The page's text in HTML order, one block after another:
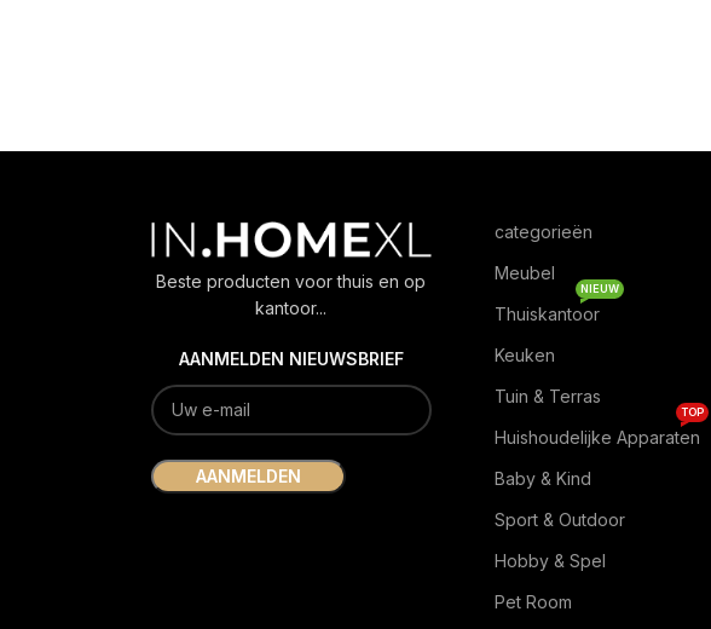
Beste producten voor thuis en op
kantoor...
AANMELDEN NIEUWSBRIEF
categorieën
Meubel
Thuiskantoor
NIEUW
Keuken
Tuin & Terras
Huishoudelijke Apparaten
TOP
Baby & Kind
Sport & Outdoor
Hobby & Spel
Pet Room